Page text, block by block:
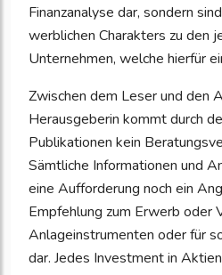
Finanzanalyse dar, sondern
werblichen Charakters zu den
Unternehmen, welche hierfür
Zwischen dem Leser und den
Herausgeberin kommt durch
Publikationen kein
Sämtliche Informationen und
eine Aufforderung noch ein
Empfehlung zum Erwerb oder
Anlageinstrumenten oder für
dar. Jedes Investment in